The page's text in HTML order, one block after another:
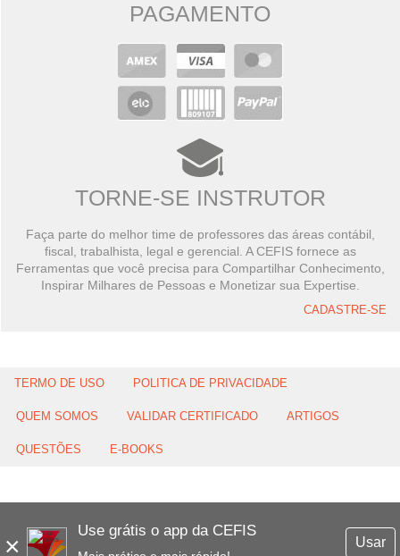
×
Use grátis o app da CEFIS
Usar
PAGAMENTO
TORNE-SE INSTRUTOR
Faça parte do melhor time de professores das áreas contábil,
fiscal, trabalhista, legal e gerencial. A CEFIS fornece as
Ferramentas que você precisa para Compartilhar Conhecimento,
Inspirar Milhares de Pessoas e Monetizar sua Expertise.
CADASTRE-SE
TERMO DE USO POLITICA DE PRIVACIDADE
QUEM SOMOS VALIDAR CERTIFICADO ARTIGOS
QUESTÕES E-BOOKS